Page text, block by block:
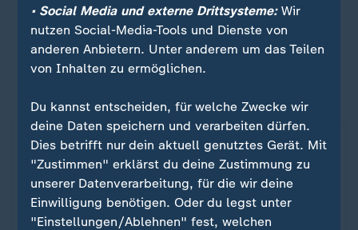
Klaus Wohlrabe, Ifo Institut München
Black Friday und Weihnachten: Haben die Leute
Konsumlaune in Deutschland
ZDFheute Infografik
Ein Klick für den Datenschutz
• Social Media und externe Drittsysteme:Wir
nutzen Social-Media-Tools und Dienste von
anderen Anbietern. Unter anderem um das Teilen
von Inhalten zu ermöglichen.
Du kannst entscheiden, für welche Zwecke wir
deine Daten speichern und verarbeiten dürfen.
Dies betrifft nur dein aktuell genutztes Gerät. Mit
"Zustimmen" erklärst du deine Zustimmung zu
unserer Datenverarbeitung, für die wir deine
Einwilligung benötigen. Oder du legst unter
"Einstellungen/Ablehnen" fest, welchen